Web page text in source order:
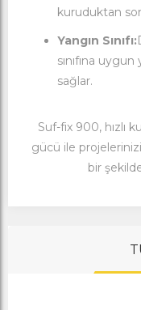
kuruduktan
Yangın Sınıfı:
sınıfına
sağlar.
Suf-fix 900, hızlı
gücü ile
bir